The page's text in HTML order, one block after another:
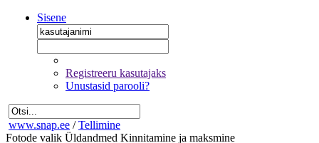
Sisene
Registreeru kasutajaks
Unustasid parooli?
www.snap.ee / Tellimine
Fotode valik Üldandmed Kinnitamine ja maksmine